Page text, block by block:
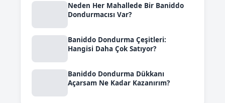
Neden Her Mahallede Bir Baniddo
Dondurmacısı Var?
Baniddo Dondurma Çeşitleri:
Hangisi Daha Çok Satıyor?
Baniddo Dondurma Dükkanı
Açarsam Ne Kadar Kazanırım?